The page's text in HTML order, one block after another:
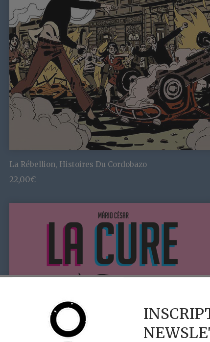
La Rébellion, Histoires Du Cordobazo
22,00€